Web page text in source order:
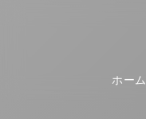
ホーム